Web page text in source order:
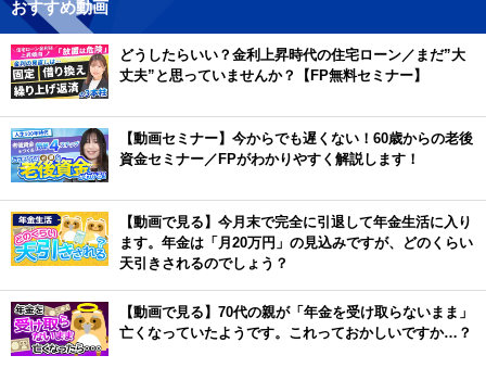
おすすめ動画
どうしたらいい？金利上昇時代の住宅ローン／まだ”大
丈夫”と思っていませんか？【FP無料セミナー】
【動画セミナー】今からでも遅くない！60歳からの老後
資金セミナー／FPがわかりやすく解説します！
【動画で見る】今月末で完全に引退して年金生活に入り
ます。年金は「月20万円」の見込みですが、どのくらい
天引きされるのでしょう？
【動画で見る】70代の親が「年金を受け取らないまま」
亡くなっていたようです。これっておかしいですか…？